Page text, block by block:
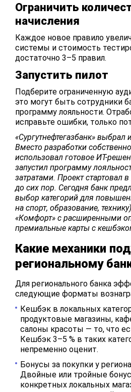
Ограничить
начисления
Каждое новое правило
системы и стоимость
достаточно 3–5 правил.
Запустить пилот
Подберите ограниченную
это могут быть сотрудники
программу лояльности.
исправьте ошибки, только
«Сургутнефтегазбанк» выбрал
Вместо разработки
использовал готовое ИТ-
запустил программу
затратами. Проект стартовал
до сих пор. Сегодня банк
выбор категорий для
на спорт, образование,
«Комфорт» с расширенными
премиальные карты с
Какие механики
региональному
Для регионального банка
следующие форматы
Кешбэк в локальных
продуктовые магазины,
салоны красоты — то, что
Кешбэк 3–5 % в таких
непременно оценит.
Бонусы за покупки у
Двойные или тройные
конкретных локальных